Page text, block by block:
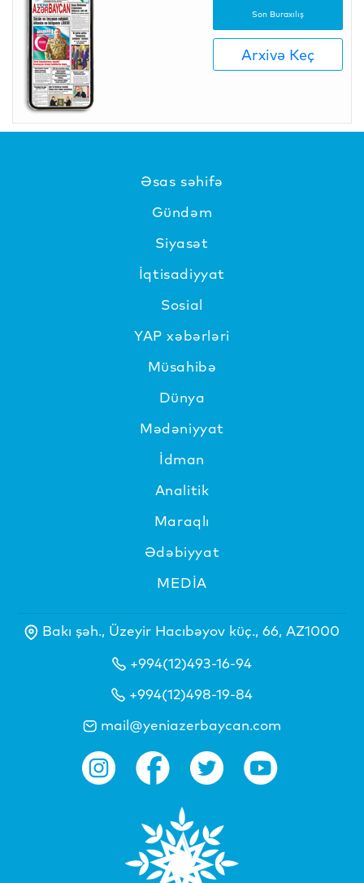
Son Buraxılış
Arxivə Keç
Əsas səhifə
Gündəm
Siyasət
İqtisadiyyat
Sosial
YAP xəbərləri
Müsahibə
Dünya
Mədəniyyat
İdman
Analitik
Maraqlı
Ədəbiyyat
MEDİA
Bakı şəh., Üzeyir Hacıbəyov küç., 66, AZ1000
+994(12)493-16-94
+994(12)498-19-84
mail@yeniazerbaycan.com